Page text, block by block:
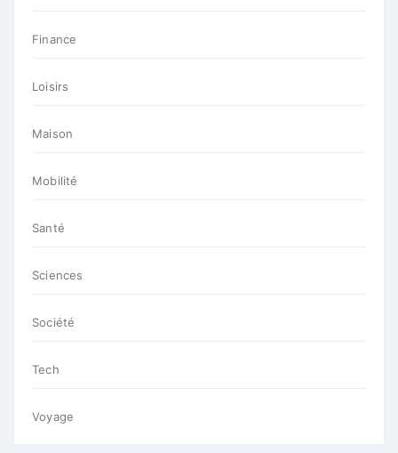
Finance
Loisirs
Maison
Mobilité
Santé
Sciences
Société
Tech
Voyage